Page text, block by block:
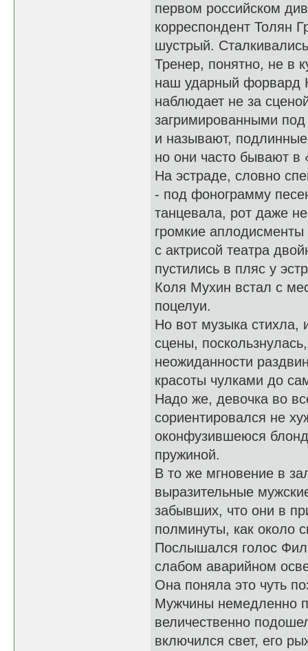
первом российском
корреспондент Толян
шустрый.
Тренер, понятно, не в
наш ударный форвард
наблюдает не за
загримированными
и называют,
но они часто бывают в
На эстраде, словно
- под фонограмму
танцевала, рот даже
громкие
с актрисой театра
пустились в пляс у
Коля Мухин встал с
поцелуи.
Но вот музыка стихла,
сцены,
неожиданности
красоты чулками до
Надо же, девочка во
сориентировался не
оконфузившеюся
пружиной.
В то же мгновение в
выразительные
забывших, что они в
полминуты, как около
Послышался голос
слабом аварийном
Она поняла это чуть
Мужчины немедленно
величественно
включился свет, его